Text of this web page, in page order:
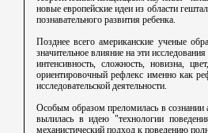
новые европейские идеи из области
познавательного развития ребенка.
Позднее всего американские ученые
значительное влияние на эти
интенсивность, сложность, новизна,
ориентировочный рефлекс именно как
исследовательской деятельности.
Особым образом преломилась в сознании
вылилась в идею "технологии
механистический подход к поведению